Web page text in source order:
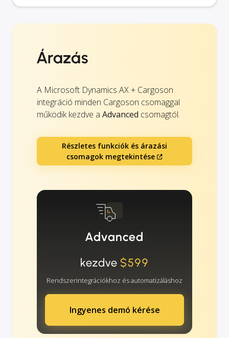
Árazás
A Microsoft Dynamics AX + Cargoson
integráció minden Cargoson csomaggal
működik kezdve a Advanced csomagtól.
Részletes funkciók és árazási
csomagok megtekintése
Advanced
kezdve$599
Rendszerintegrációkhoz és automatizáláshoz
Ingyenes demó kérése